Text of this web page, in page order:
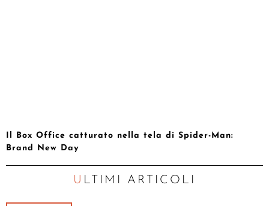
Il Box Office catturato nella tela di Spider-Man:
Brand New Day
ULTIMI ARTICOLI